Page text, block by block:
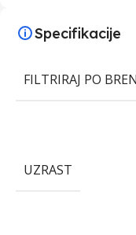
Specifikacije
FILTRIRAJ PO
UZRAST